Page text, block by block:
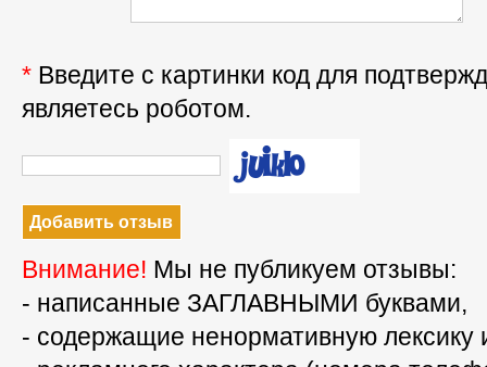
* Введите с картинки код для
являетесь роботом.
Внимание! Мы не публикуем отзывы:
- написанные ЗАГЛАВНЫМИ буквами,
- содержащие ненормативную лексику